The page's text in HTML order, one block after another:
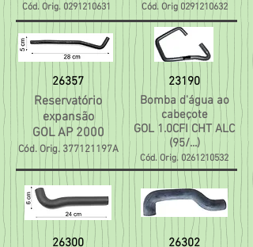
Cód. Orig 0291210632
Cód. Orig. 0291210631
26357
Reservatório
expansão
GOL AP 2000
Cód. Orig. 377121197A
23190
Bomba d'água ao
cabeçote
GOL 1.0CFI CHT ALC
(95/...)
Cód. Orig. 0261210532
26300 26302